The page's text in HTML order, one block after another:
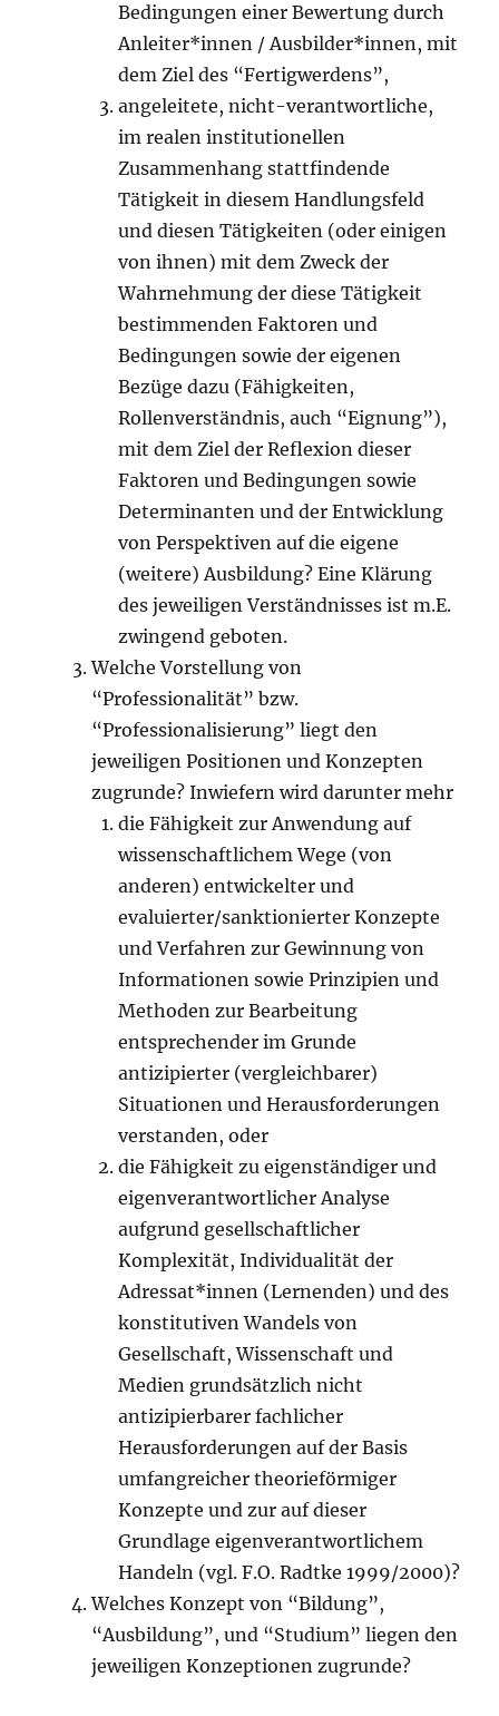
Bedingungen einer Bewertung durch
Anleiter*innen / Ausbilder*innen, mit
dem Ziel des “Fertigwerdens”,
angeleitete, nicht-verantwortliche,
im realen institutionellen
Zusammenhang stattfindende
Tätigkeit in diesem Handlungsfeld
und diesen Tätigkeiten (oder einigen
von ihnen) mit dem Zweck der
Wahrnehmung der diese Tätigkeit
bestimmenden Faktoren und
Bedingungen sowie der eigenen
Bezüge dazu (Fähigkeiten,
Rollenverständnis, auch “Eignung”),
mit dem Ziel der Reflexion dieser
Faktoren und Bedingungen sowie
Determinanten und der Entwicklung
von Perspektiven auf die eigene
(weitere) Ausbildung? Eine Klärung
des jeweiligen Verständnisses ist m.E.
zwingend geboten.
Welche Vorstellung von
“Professionalität” bzw.
“Professionalisierung” liegt den
jeweiligen Positionen und Konzepten
zugrunde? Inwiefern wird darunter mehr
die Fähigkeit zur Anwendung auf
wissenschaftlichem Wege (von
anderen) entwickelter und
evaluierter/sanktionierter Konzepte
und Verfahren zur Gewinnung von
Informationen sowie Prinzipien und
Methoden zur Bearbeitung
entsprechender im Grunde
antizipierter (vergleichbarer)
Situationen und Herausforderungen
verstanden, oder
die Fähigkeit zu eigenständiger und
eigenverantwortlicher Analyse
aufgrund gesellschaftlicher
Komplexität, Individualität der
Adressat*innen (Lernenden) und des
konstitutiven Wandels von
Gesellschaft, Wissenschaft und
Medien grundsätzlich nicht
antizipierbarer fachlicher
Herausforderungen auf der Basis
umfangreicher theorieförmiger
Konzepte und zur auf dieser
Grundlage eigenverantwortlichem
Handeln (vgl. F.O. Radtke 1999/2000)?
Welches Konzept von “Bildung”,
“Ausbildung”, und “Studium” liegen den
jeweiligen Konzeptionen zugrunde?